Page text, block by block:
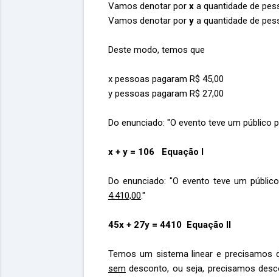
Vamos denotar por x a quantidade de
Vamos denotar por y a quantidade de
Deste modo, temos que
x pessoas pagaram R$ 45,00
y pessoas pagaram R$ 27,00
Do enunciado: "O evento teve um público
x + y = 106 Equação I
Do enunciado: "O evento teve um
4.410,00."
45x + 27y = 4410 Equação II
Temos um sistema linear e precisamos
sem desconto, ou seja, precisamos